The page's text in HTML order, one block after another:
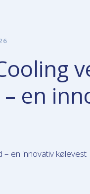
en
– en innovativ kølevest